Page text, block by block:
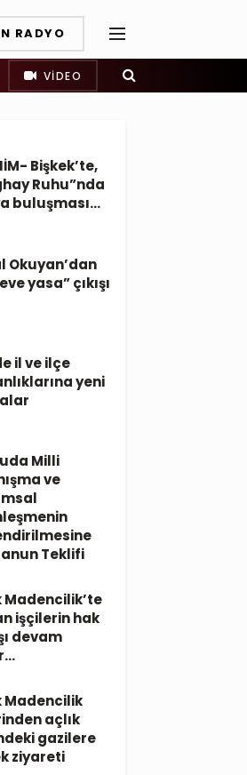
RADYO
VIDEO
Bişkek’te,
Ruhu”nda
buluşması…
Okuyan’dan
yasa” çıkışı
il ve ilçe
yeni
Milli
ve
Teklifi
Madencilik’te
işçilerin hak
devam
Madencilik
açlık
gazilere
ziyareti